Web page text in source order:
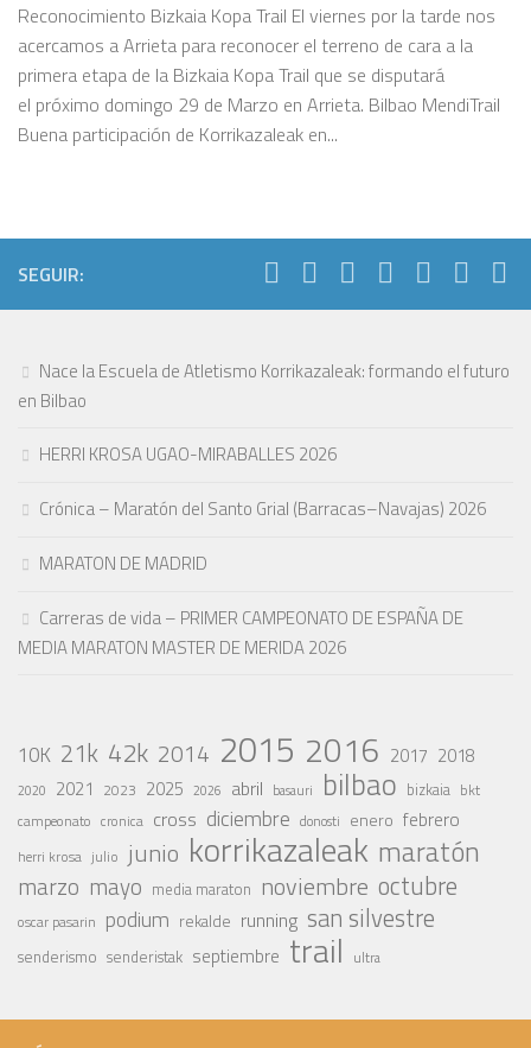
Reconocimiento Bizkaia Kopa Trail El viernes por la tarde nos
acercamos a Arrieta para reconocer el terreno de cara a la
primera etapa de la Bizkaia Kopa Trail que se disputará
el próximo domingo 29 de Marzo en Arrieta. Bilbao MendiTrail
Buena participación de Korrikazaleak en...
SEGUIR:
Nace la Escuela de Atletismo Korrikazaleak: formando el futuro
en Bilbao
HERRI KROSA UGAO-MIRABALLES 2026
Crónica – Maratón del Santo Grial (Barracas–Navajas) 2026
MARATON DE MADRID
Carreras de vida – PRIMER CAMPEONATO DE ESPAÑA DE
MEDIA MARATON MASTER DE MERIDA 2026
10K 21k 42k 2014 2015 2016 2017 2018
2020 2021 2023 2025 2026 abril basauri bilbao bizkaia bkt
campeonato cronica cross diciembre donosti enero febrero
herri krosa julio junio korrikazaleak maratón
marzo mayo media maraton noviembre octubre
oscar pasarin podium rekalde running san silvestre
senderismo senderistak septiembre trail ultra